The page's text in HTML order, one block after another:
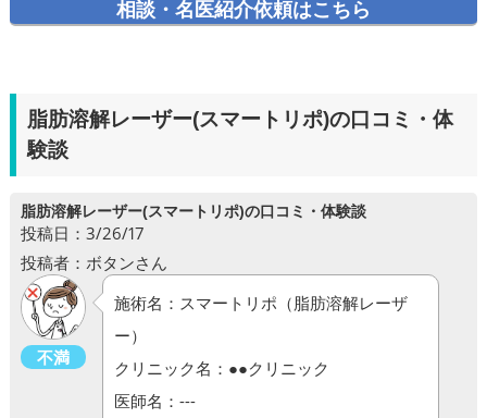
相談・名医紹介依頼はこちら
脂肪溶解レーザー(スマートリポ)の口コミ・体
験談
脂肪溶解レーザー(スマートリポ)の口コミ・体験談
投稿日：3/26/17
投稿者：ボタンさん
不満
施術名：スマートリポ（脂肪溶解レーザ
ー）
クリニック名：●●クリニック
医師名：---